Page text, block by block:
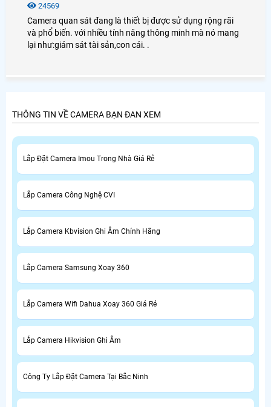
24569
Camera quan sát đang là thiết bị được sử dụng rộng rãi
và phổ biến. với nhiều tính năng thông minh mà nó mang
lại như:giám sát tài sản,con cái. .
THÔNG TIN VỀ CAMERA BẠN ĐAN XEM
Lắp Đặt Camera Imou Trong Nhà Giá Rẻ
Lắp Camera Công Nghệ CVI
Lắp Camera Kbvision Ghi Âm Chính Hãng
Lắp Camera Samsung Xoay 360
Lắp Camera Wifi Dahua Xoay 360 Giá Rẻ
Lắp Camera Hikvision Ghi Âm
Công Ty Lắp Đặt Camera Tại Bắc Ninh